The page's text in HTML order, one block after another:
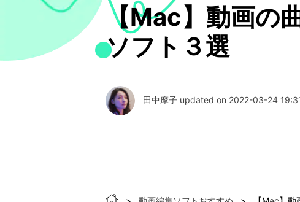
【Mac】動画の
ソフト３選
田中摩子 updated on 2022-03-24